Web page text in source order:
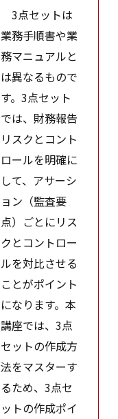
3点セットは
業務手順書や業
務マニュアルと
は異なるもので
す。3点セット
では、財務報告
リスクとコント
ロールを明確に
して、アサーシ
ョン（監査要
点）ごとにリス
クとコントロー
ルを対比させる
ことがポイント
になります。本
講座では、3点
セットの作成方
法をマスターす
るため、3点セ
ットの作成ポイ